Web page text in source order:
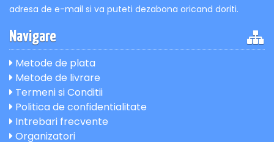
adresa de e-mail si va puteti dezabona oricand doriti.
Navigare
Metode de plata
Metode de livrare
Termeni si Conditii
Politica de confidentialitate
Intrebari frecvente
Organizatori